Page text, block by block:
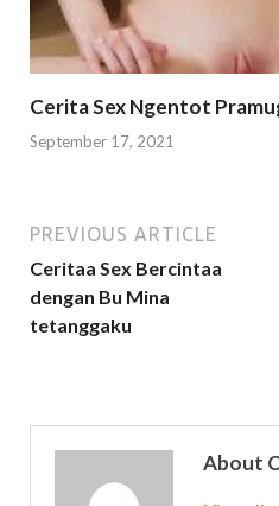
Cerita Sex Ngentot
September 17, 2021
PREVIOUS ARTICLE
Ceritaa Sex Bercintaa
dengan Bu Mina
tetanggaku
About